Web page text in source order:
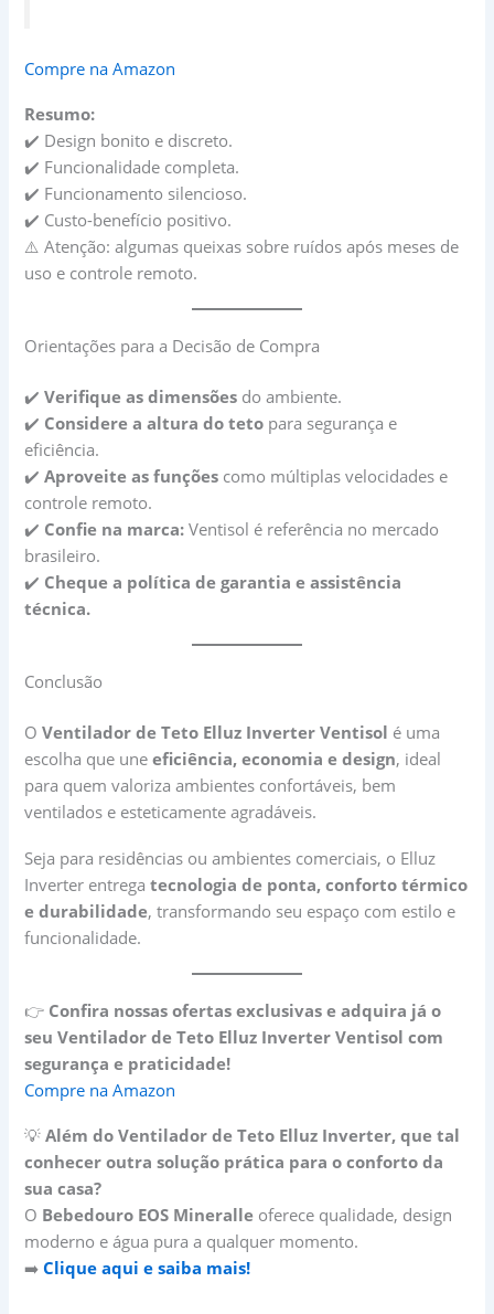
Compre na Amazon
Resumo:
✔️ Design bonito e discreto.
✔️ Funcionalidade completa.
✔️ Funcionamento silencioso.
✔️ Custo-benefício positivo.
⚠️ Atenção: algumas queixas sobre ruídos após meses de
uso e controle remoto.
Orientações para a Decisão de Compra
✔️Verifique as dimensões do ambiente.
✔️ Considere a altura do teto para segurança e
eficiência.
✔️Aproveite as funções como múltiplas velocidades e
controle remoto.
✔️ Confie na marca: Ventisol é referência no mercado
brasileiro.
✔️ Cheque a política de garantia e assistência
técnica.
Conclusão
OVentilador de Teto Elluz Inverter Ventisol é uma
escolha que uneeficiência, economia e design, ideal
para quem valoriza ambientes confortáveis, bem
ventilados e esteticamente agradáveis.
Seja para residências ou ambientes comerciais, o Elluz
Inverter entregatecnologia de ponta, conforto térmico
e durabilidade, transformando seu espaço com estilo e
funcionalidade.
👉 Confira nossas ofertas exclusivas e adquira já o
seu Ventilador de Teto Elluz Inverter Ventisol com
segurança e praticidade!
Compre na Amazon
💡Além do Ventilador de Teto Elluz Inverter, que tal
conhecer outra solução prática para o conforto da
sua casa?
O Bebedouro EOS Mineralle oferece qualidade, design
moderno e água pura a qualquer momento.
➡️Clique aqui e saiba mais!